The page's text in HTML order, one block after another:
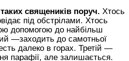
священиків поруч. Хтось
під обстрілами. Хтось
допомогою до найбільш
—заходить до самотньої
далеко в горах. Третій —
парафії, але залишається.